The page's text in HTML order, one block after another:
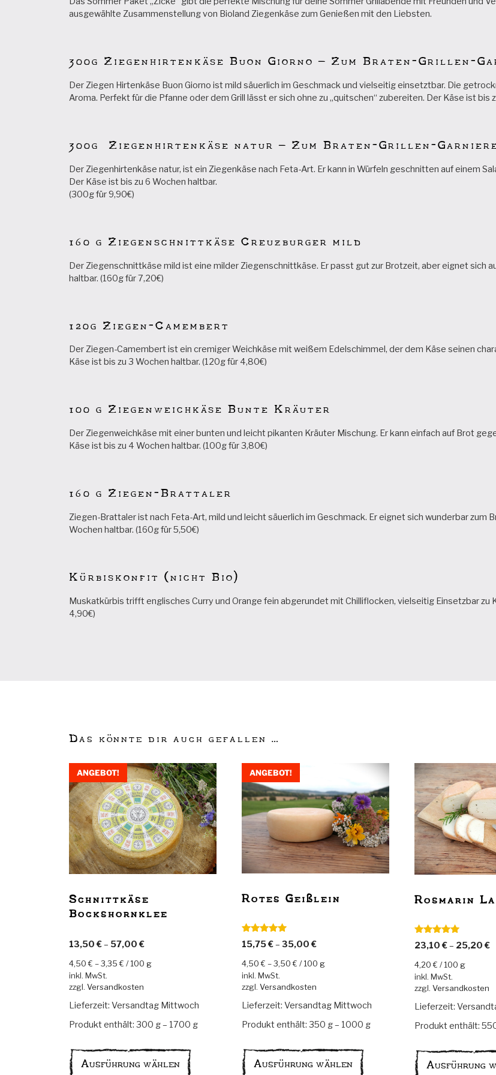
ausgewählte Zusammenstellung von Bioland Ziegenkäse zum Genießen mit den Liebsten.
300g Ziegenhirtenkäse Buon Giorno – Zum Braten-Grillen-
Der Ziegen Hirtenkäse Buon Giorno ist mild säuerlich im Geschmack und vielseitig einsetztbar. Die
Aroma. Perfekt für die Pfanne oder dem Grill lässt er sich ohne zu „quitschen“ zubereiten. Der Käse ist bis
300g Ziegenhirtenkäse natur – Zum Braten-Grillen-
Der Ziegenhirtenkäse natur, ist ein Ziegenkäse nach Feta-Art. Er kann in Würfeln geschnitten auf einem
Der Käse ist bis zu 6 Wochen haltbar.
(300g für 9,90€)
160 g Ziegenschnittkäse Creuzburger mild
Der Ziegenschnittkäse mild ist eine milder Ziegenschnittkäse. Er passt gut zur Brotzeit, aber eignet sich
haltbar. (160g für 7,20€)
120g Ziegen-Camembert
Der Ziegen-Camembert ist ein cremiger Weichkäse mit weißem Edelschimmel, der dem Käse seinen
Käse ist bis zu 3 Wochen haltbar. (120g für 4,80€)
100 g Ziegenweichkäse Bunte Kräuter
Der Ziegenweichkäse mit einer bunten und leicht pikanten Kräuter Mischung. Er kann einfach auf Brot
Käse ist bis zu 4 Wochen haltbar. (100g für 3,80€)
160 g Ziegen-Brattaler
Ziegen-Brattaler ist nach Feta-Art, mild und leicht säuerlich im Geschmack. Er eignet sich wunderbar zum
Wochen haltbar. (160g für 5,50€)
Kürbiskonfit (nicht Bio)
Muskatkürbis trifft englisches Curry und Orange fein abgerundet mit Chilliflocken, vielseitig Einsetzbar zu
4,90€)
Das könnte dir auch gefallen …
ANGEBOT!
Schnittkäse
Bockshornklee
13,50€– 57,00€
4,50€ –3,35€ /100 g
inkl. MwSt.
zzgl.Versandkosten
Lieferzeit:Versandtag Mittwoch
Produkt enthält: 300 g– 1700 g
Ausführung wählen
ANGEBOT!
Rotes Geißlein
Bewertet mit
5.00von 5
15,75€–35,00€
4,50€ –3,50€ /100 g
inkl. MwSt.
zzgl.Versandkosten
Lieferzeit:Versandtag Mittwoch
Produkt enthält: 350 g– 1000 g
Ausführung wählen
Rosmarin
Bewertet mit
5.00von 5
23,10 €– 25,20 €
4,20€ /100 g
inkl. MwSt.
zzgl. Versandkosten
Lieferzeit:
Produkt enthält:
Ausführung